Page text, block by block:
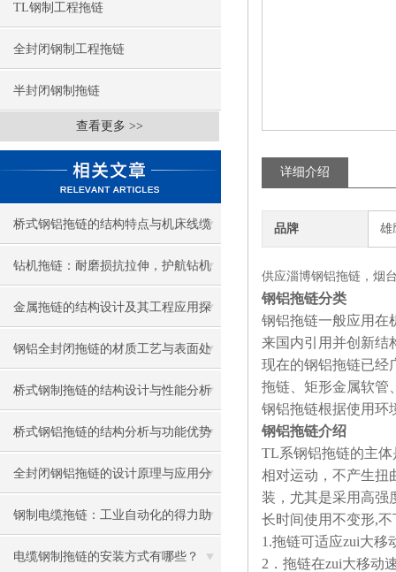
TL钢制工程拖链
全封闭钢制工程拖链
半封闭钢制拖链
查看更多 >>
桥式钢铝拖链的结构特点与机床线缆
防护应用
钻机拖链：耐磨损抗拉伸，护航钻机
线缆稳定运行
金属拖链的结构设计及其工程应用探
讨
钢铝全封闭拖链的材质工艺与表面处
理
桥式钢制拖链的结构设计与性能分析
桥式钢铝拖链的结构分析与功能优势
全封闭钢铝拖链的设计原理与应用分
析
钢制电缆拖链：工业自动化的得力助
手
电缆钢制拖链的安装方式有哪些？
详细介绍
品牌 雄
供应淄博钢铝拖链，烟
钢铝拖链分类
钢铝拖链一般应用在
来国内引用并创新结
现在的钢铝拖链已经
拖链、矩形金属软管
钢铝拖链根据使用环
钢铝拖链介绍
TL系钢铝拖链的主
相对运动，不产生扭
装，尤其是采用高强
长时间使用不变形,不
1.拖链可适应zui大移
2 ．拖链在zui大移动